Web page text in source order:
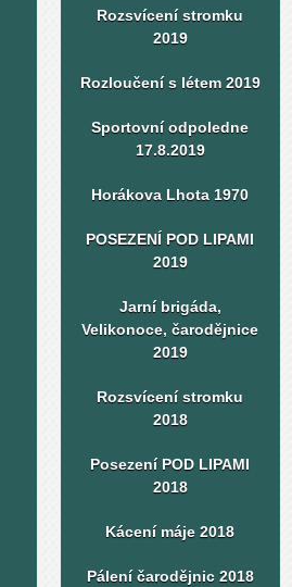
Rozsvícení stromku
2019
Rozloučení s létem 2019
Sportovní odpoledne
17.8.2019
Horákova Lhota 1970
POSEZENÍ POD LIPAMI
2019
Jarní brigáda,
Velikonoce, čarodějnice
2019
Rozsvícení stromku
2018
Posezení POD LIPAMI
2018
Kácení máje 2018
Pálení čarodějnic 2018